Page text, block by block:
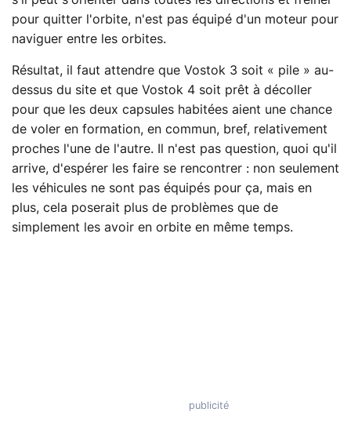
pour quitter l'orbite, n'est pas équipé d'un moteur pour
naviguer entre les orbites.
Résultat, il faut attendre que Vostok 3 soit « pile » au-
dessus du site et que Vostok 4 soit prêt à décoller
pour que les deux capsules habitées aient une chance
de voler en formation, en commun, bref, relativement
proches l'une de l'autre. Il n'est pas question, quoi qu'il
arrive, d'espérer les faire se rencontrer : non seulement
les véhicules ne sont pas équipés pour ça, mais en
plus, cela poserait plus de problèmes que de
simplement les avoir en orbite en même temps.